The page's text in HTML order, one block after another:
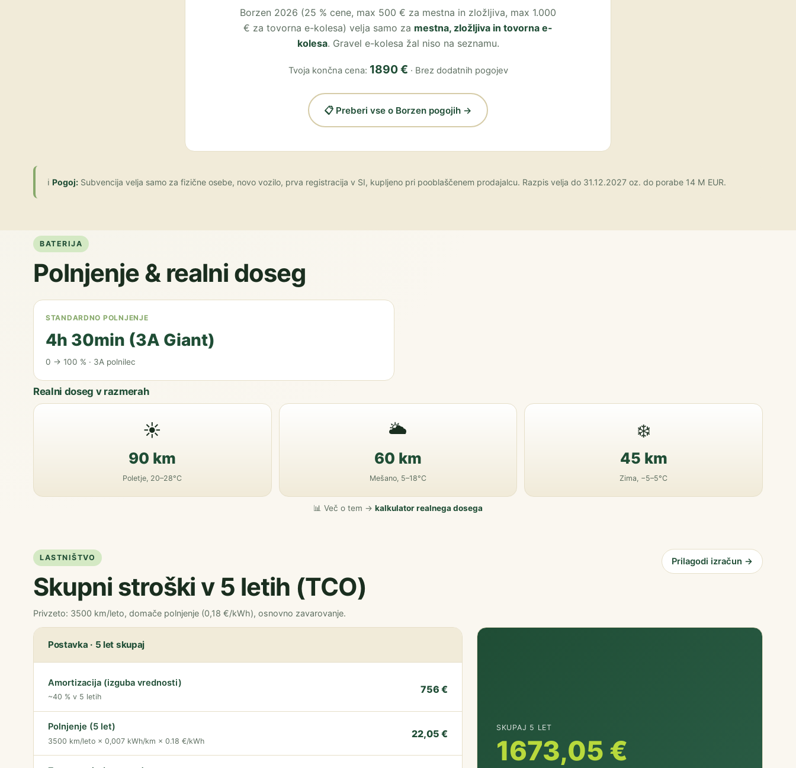
Borzen 2026 (25 % cene, max 500 € za mestna in zložljiva, max 1.000
€ za tovorna e-kolesa) velja samo za mestna, zložljiva in tovorna e-
kolesa. Gravel e-kolesa žal niso na seznamu.
Tvoja končna cena: 1890 € · Brez dodatnih pogojev
📋 Preberi vse o Borzen pogojih →
ℹ️ Pogoj: Subvencija velja samo za fizične osebe, novo vozilo, prva registracija v SI, kupljeno pri pooblaščenem prodajalcu. Razpis velja do 31.12.2027 oz. do porabe 14 M EUR.
BATERIJA
Polnjenje & realni doseg
STANDARDNO POLNJENJE
4h 30min (3A Giant)
0 → 100 % · 3A polnilec
Realni doseg v razmerah
☀️
90 km
Poletje, 20–28°C
🌥️
60 km
Mešano, 5–18°C
❄️
45 km
Zima, −5–5°C
📊 Več o tem → kalkulator realnega dosega
LASTNIŠTVO
Skupni stroški v 5 letih (TCO)
Privzeto: 3500 km/leto, domače polnjenje (0,18 €/kWh), osnovno zavarovanje.
Prilagodi izračun →
Postavka · 5 let skupaj
Amortizacija (izguba vrednosti)
~40 % v 5 letih
756 €
Polnjenje (5 let)
3500 km/leto × 0,007 kWh/km × 0.18 €/kWh
22,05 € SKUPAJ 5 LET
1673,05 €